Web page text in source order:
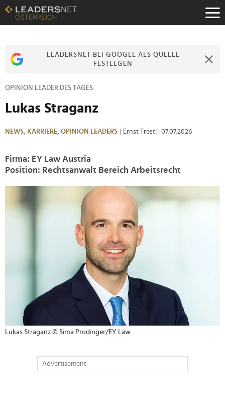
Zum
Inhalt
Zur
Zur
LEADERSNET BEI GOOGLE ALS QUELLE
FESTLEGEN
OPINION LEADER DES TAGES
Lukas Straganz
NEWS, KARRIERE, OPINION LEADERS | Ernst Trestl | 07.07.2026
Firma: EY Law Austria
Position: Rechtsanwalt Bereich Arbeitsrecht
Lukas Straganz © Sima Prodinger/EY Law
Advertisement